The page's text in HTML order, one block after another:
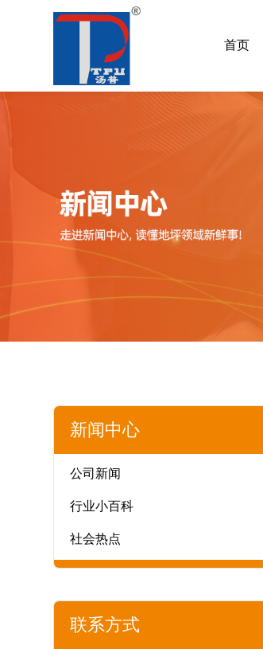
首页
新闻中心
公司新闻
行业小百科
社会热点
联系方式